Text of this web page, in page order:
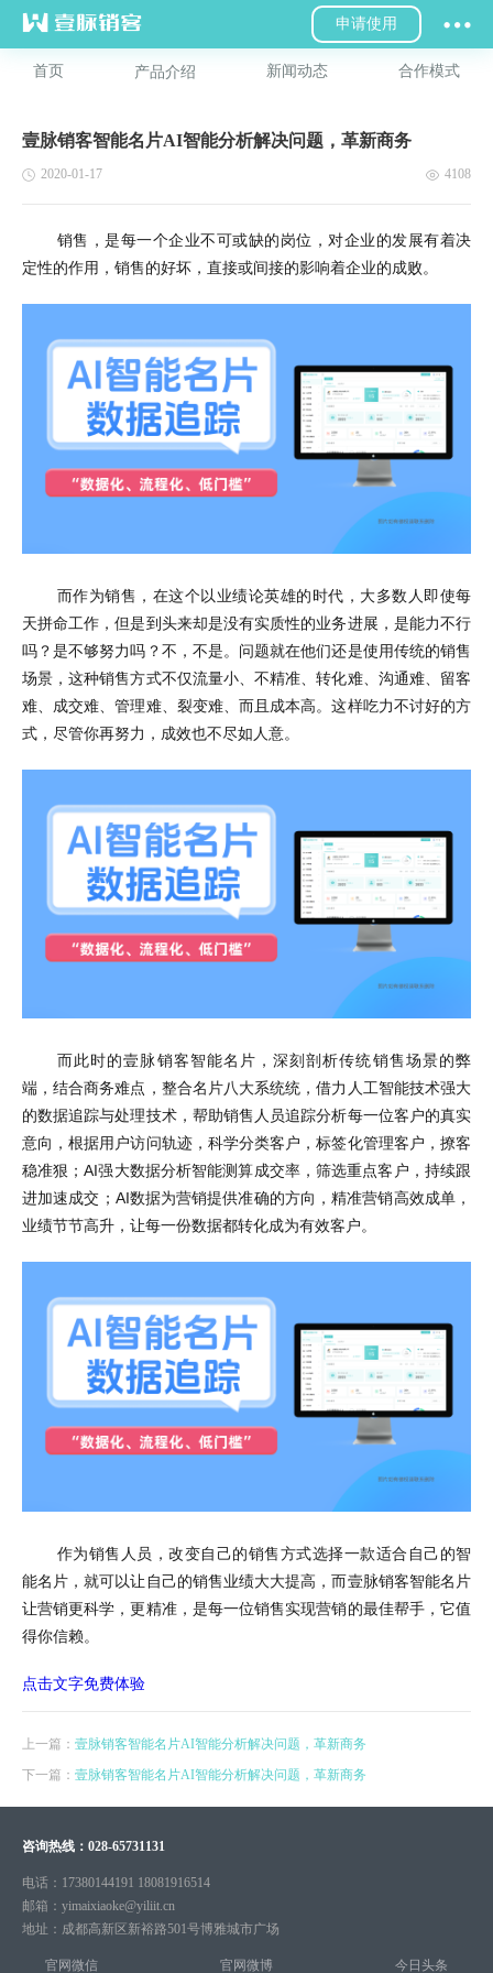
申请使用
首页 产品介绍 新闻动态 合作模式
壹脉销客智能名片AI智能分析解决问题，革新商务
2020-01-17 4108
销售，是每一个企业不可或缺的岗位，对企业的发展有着决
定性的作用，销售的好坏，直接或间接的影响着企业的成败。
而作为销售，在这个以业绩论英雄的时代，大多数人即使每
天拼命工作，但是到头来却是没有实质性的业务进展，是能力不行
吗？是不够努力吗？不，不是。问题就在他们还是使用传统的销售
场景，这种销售方式不仅流量小、不精准、转化难、沟通难、留客
难、成交难、管理难、裂变难、而且成本高。这样吃力不讨好的方
式，尽管你再努力，成效也不尽如人意。
而此时的壹脉销客智能名片，深刻剖析传统销售场景的弊
端，结合商务难点，整合名片八大系统统，借力人工智能技术强大
的数据追踪与处理技术，帮助销售人员追踪分析每一位客户的真实
意向，根据用户访问轨迹，科学分类客户，标签化管理客户，撩客
稳准狠；AI强大数据分析智能测算成交率，筛选重点客户，持续跟
进加速成交；AI数据为营销提供准确的方向，精准营销高效成单，
业绩节节高升，让每一份数据都转化成为有效客户。
作为销售人员，改变自己的销售方式选择一款适合自己的智
能名片，就可以让自己的销售业绩大大提高，而壹脉销客智能名片
让营销更科学，更精准，是每一位销售实现营销的最佳帮手，它值
得你信赖。
点击文字免费体验
上一篇： 壹脉销客智能名片AI智能分析解决问题，革新商务
下一篇： 壹脉销客智能名片AI智能分析解决问题，革新商务
咨询热线： 028-65731131
电话： 17380144191 18081916514
邮箱： yimaixiaoke@yiliit.cn
地址： 成都高新区新裕路501号博雅城市广场
官网微信 官网微博 今日头条